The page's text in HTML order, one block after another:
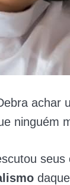
achar
ninguém
seus